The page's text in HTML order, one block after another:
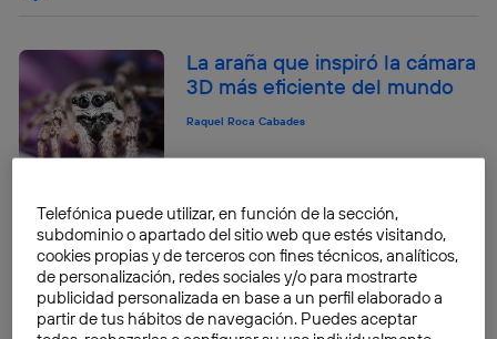
La araña que inspiró la cámara
3D más eficiente del mundo
Raquel Roca Cabades
5 alternativas gratis a Maya
para animación y efectos
visuales 3D
José María López
Telefónica puede utilizar, en función de la sección,
subdominio o apartado del sitio web que estés visitando,
cookies propias y de terceros con fines técnicos, analíticos,
de personalización, redes sociales y/o para mostrarte
publicidad personalizada en base a un perfil elaborado a
partir de tus hábitos de navegación. Puedes aceptar